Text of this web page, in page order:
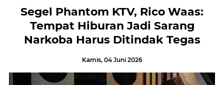
Segel Phantom KTV, Rico Waas:
Tempat Hiburan Jadi Sarang
Narkoba Harus Ditindak Tegas
Kamis, 04 Juni 2026